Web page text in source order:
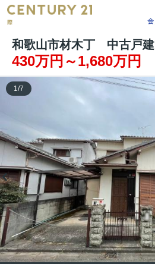
和歌山市材木丁 中古戸建
430万円～1,680万円
1/7